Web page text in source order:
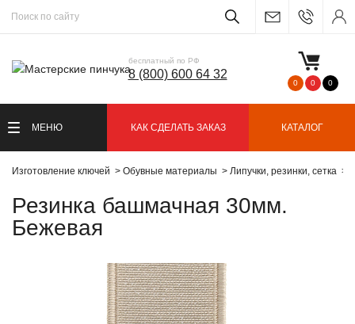
бесплатный по РФ
8 (800) 600 64 32
0 0 0
МЕНЮ КАК СДЕЛАТЬ ЗАКАЗ КАТАЛОГ
Изготовление ключей Обувные материалы Липучки, резинки, сетка
Резинка башмачная 30мм.
Бежевая